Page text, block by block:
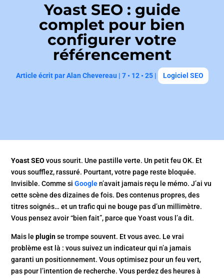
Yoast SEO : guide
complet pour bien
configurer votre
référencement
Article écrit parAlan Chevereau | 7 • 12 • 25| Logiciel SEO
Yoast SEO vous sourit. Une pastille verte. Un petit feu OK. Et
vous soufflez, rassuré. Pourtant, votre page reste bloquée.
Invisible. Comme siGooglen’avait jamais reçu le mémo. J’ai vu
cette scène des dizaines de fois. Des contenus propres, des
titres soignés… et un trafic qui ne bouge pas d’un millimètre.
Vous pensez avoir “bien fait”, parce que Yoast vous l’a dit.
Mais lepluginse trompe souvent. Et vous avec. Le vrai
problème est là : vous suivez un indicateur qui n’a jamais
garanti un positionnement. Vous optimisez pour un feu vert,
pas pour l’intention de recherche. Vous perdez des heures à